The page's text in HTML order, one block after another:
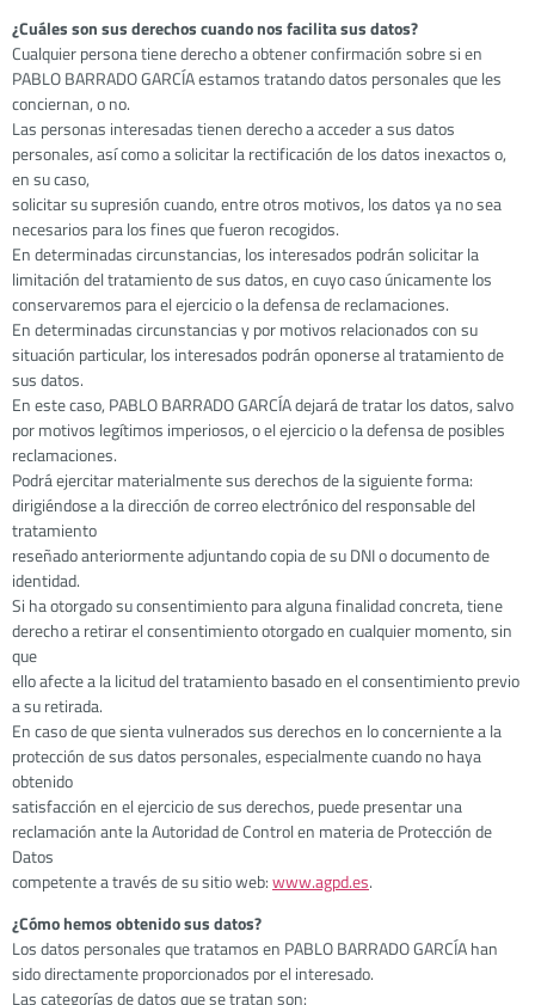
¿Cuáles son sus derechos cuando nos facilita sus datos?
Cualquier persona tiene derecho a obtener confirmación sobre si en
PABLO BARRADO GARCÍA estamos tratando datos personales que les
conciernan, o no.
Las personas interesadas tienen derecho a acceder a sus datos
personales, así como a solicitar la rectificación de los datos inexactos o,
en su caso,
solicitar su supresión cuando, entre otros motivos, los datos ya no sea
necesarios para los fines que fueron recogidos.
En determinadas circunstancias, los interesados podrán solicitar la
limitación del tratamiento de sus datos, en cuyo caso únicamente los
conservaremos para el ejercicio o la defensa de reclamaciones.
En determinadas circunstancias y por motivos relacionados con su
situación particular, los interesados podrán oponerse al tratamiento de
sus datos.
En este caso, PABLO BARRADO GARCÍA dejará de tratar los datos, salvo
por motivos legítimos imperiosos, o el ejercicio o la defensa de posibles
reclamaciones.
Podrá ejercitar materialmente sus derechos de la siguiente forma:
dirigiéndose a la dirección de correo electrónico del responsable del
tratamiento
reseñado anteriormente adjuntando copia de su DNI o documento de
identidad.
Si ha otorgado su consentimiento para alguna finalidad concreta, tiene
derecho a retirar el consentimiento otorgado en cualquier momento, sin
que
ello afecte a la licitud del tratamiento basado en el consentimiento previo
a su retirada.
En caso de que sienta vulnerados sus derechos en lo concerniente a la
protección de sus datos personales, especialmente cuando no haya
obtenido
satisfacción en el ejercicio de sus derechos, puede presentar una
reclamación ante la Autoridad de Control en materia de Protección de
Datos
competente a través de su sitio web:www.agpd.es.
¿Cómo hemos obtenido sus datos?
Los datos personales que tratamos en PABLO BARRADO GARCÍA han
sido directamente proporcionados por el interesado.
Las categorías de datos que se tratan son: